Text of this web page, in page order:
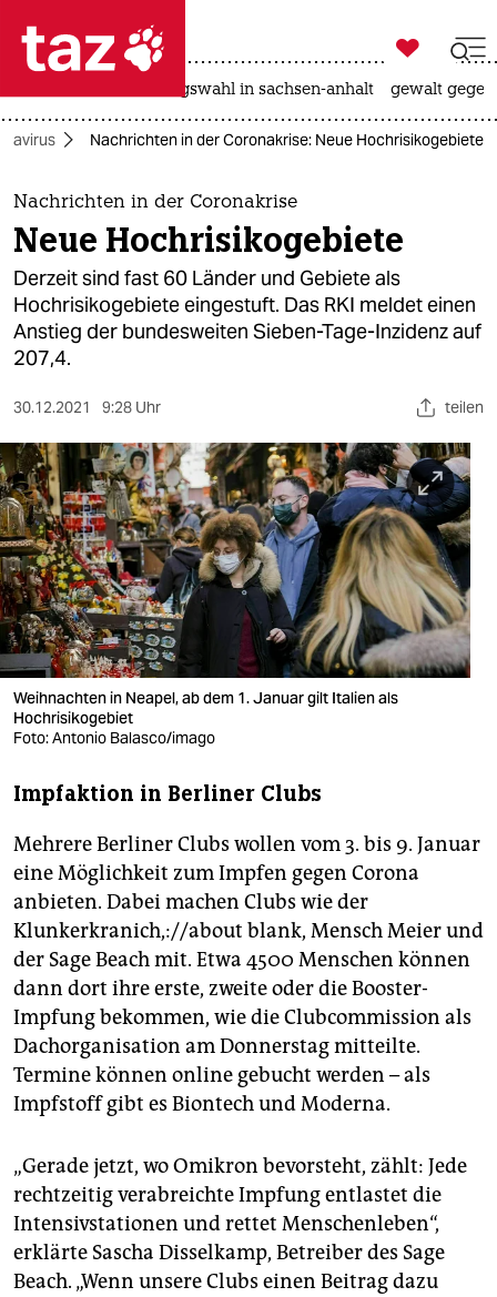
 taz zahl ich
taz zahl ich
themen
politik
öko
gesellschaft
kultur
sport
berlin
nord
wahrheit
verlag
verlag
veranstaltungen
unterstützen
abo
genossenschaft
epaper login

taz zahl ich
landtagswahl in sachsen-anhalt gewalt
Nachrichten in der Coronakrise: Neue Hochrisikogebiete
Nachrichten in der Coronakrise
Neue Hochrisikogebiete
Derzeit sind fast 60 Länder und Gebiete als
Hochrisikogebiete eingestuft. Das RKI meldet einen
Anstieg der bundesweiten Sieben-Tage-Inzidenz auf
207,4.
30.12.2021 9:28 Uhr teilen
Weihnachten in Neapel, ab dem 1. Januar gilt Italien als
Hochrisikogebiet
Foto: Antonio Balasco/imago
Impfaktion in Berliner Clubs
Mehrere Berliner Clubs wollen vom 3. bis 9. Januar
eine Möglichkeit zum Impfen gegen Corona
anbieten. Dabei machen Clubs wie der
Klunkerkranich,://about blank, Mensch Meier und
der Sage Beach mit. Etwa 4500 Menschen können
dann dort ihre erste, zweite oder die Booster-
Impfung bekommen, wie die Clubcommission als
Dachorganisation am Donnerstag mitteilte.
Termine können online gebucht werden – als
Impfstoff gibt es Biontech und Moderna.
„Gerade jetzt, wo Omikron bevorsteht, zählt: Jede
rechtzeitig verabreichte Impfung entlastet die
Intensivstationen und rettet Menschenleben“,
erklärte Sascha Disselkamp, Betreiber des Sage
Beach. „Wenn unsere Clubs einen Beitrag dazu